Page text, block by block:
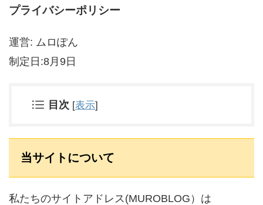
プライバシーポリシー
運営: ムロぽん
制定日:8月9日
目次 [表示]
当サイトについて
私たちのサイトアドレス(MUROBLOG）は